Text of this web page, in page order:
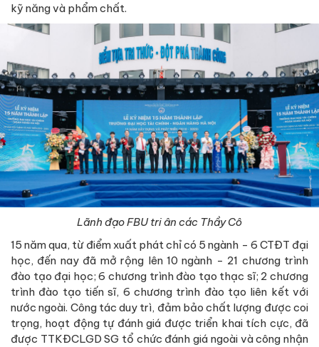
kỹ năng và phẩm chất.
Lãnh đạo FBU tri ân các Thầy Cô
15 năm qua, từ điểm xuất phát chỉ có 5 ngành - 6 CTĐT đại
học, đến nay đã mở rộng lên 10 ngành - 21 chương trình
đào tạo đại học; 6 chương trình đào tạo thạc sĩ; 2 chương
trình đào tạo tiến sĩ, 6 chương trình đào tạo liên kết với
nước ngoài. Công tác duy trì, đảm bảo chất lượng được coi
trọng, hoạt động tự đánh giá được triển khai tích cực, đã
được TTKĐCLGD SG tổ chức đánh giá ngoài và công nhận